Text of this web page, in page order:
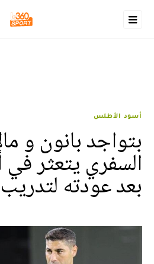
أسود الأطلس
بتواجد بانون و
السفري يتعثر في
بعد عودته